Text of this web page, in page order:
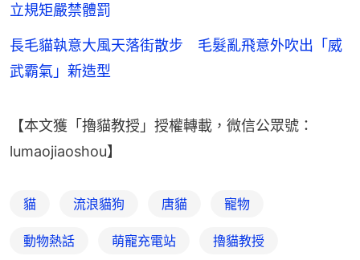
立規矩嚴禁體罰
長毛貓執意大風天落街散步 毛髮亂飛意外吹出「威
武霸氣」新造型
【本文獲「擼貓教授」授權轉載，微信公眾號：
lumaojiaoshou】
貓 流浪貓狗 唐貓 寵物
動物熱話 萌寵充電站 擼貓教授